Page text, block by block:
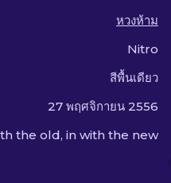
หวงห้าม
Nitro
สีพื้นเดียว
27 พฤศจิกายน 2556
the old, in with the new